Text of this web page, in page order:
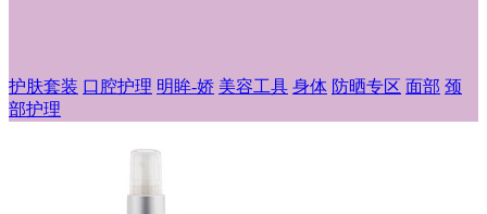
护肤套装 口腔护理 明眸-娇 美容工具 身体 防晒专区 面部 颈
部护理